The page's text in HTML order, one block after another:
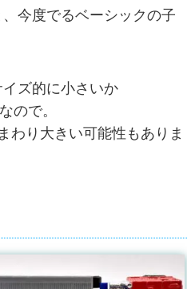
今度でるベーシックの子
ズ的に小さいか
ので。
わり大きい可能性もありま